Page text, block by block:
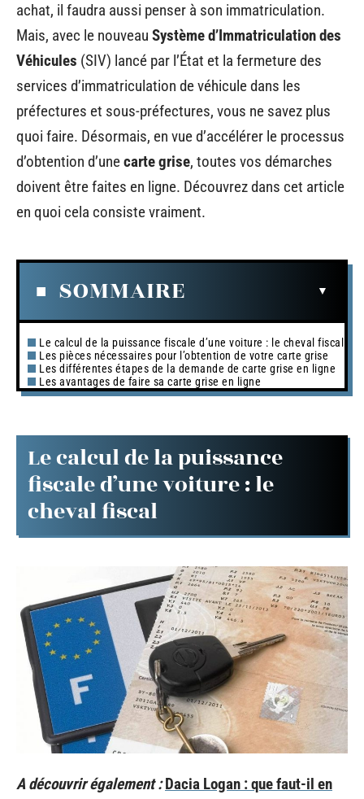
achat, il faudra aussi penser à son immatriculation.
Mais, avec le nouveau Système d’Immatriculation des
Véhicules (SIV) lancé par l’État et la fermeture des
services d’immatriculation de véhicule dans les
préfectures et sous-préfectures, vous ne savez plus
quoi faire. Désormais, en vue d’accélérer le processus
d’obtention d’unecarte grise, toutes vos démarches
doivent être faites en ligne. Découvrez dans cet article
en quoi cela consiste vraiment.
SOMMAIRE
Le calcul de la puissance fiscale d’une voiture : le cheval fiscal
Les pièces nécessaires pour l’obtention de votre carte grise
Les différentes étapes de la demande de carte grise en ligne
Les avantages de faire sa carte grise en ligne
Le calcul de la puissance
fiscale d’une voiture : le
cheval fiscal
A découvrir également : Dacia Logan : que faut-il en